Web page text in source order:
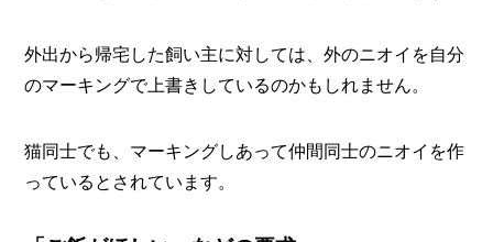
外出から帰宅した飼い主に対しては、外のニオイを自分
のマーキングで上書きしているのかもしれません。
猫同士でも、マーキングしあって仲間同士のニオイを作
っているとされています。